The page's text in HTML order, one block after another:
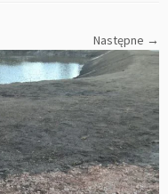
Następne →